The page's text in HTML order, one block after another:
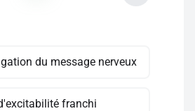
du message nerveux
franchi